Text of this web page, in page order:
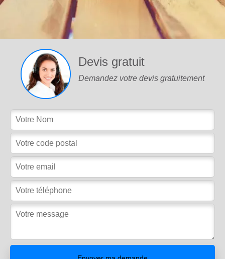
Devis gratuit
Demandez votre devis gratuitement